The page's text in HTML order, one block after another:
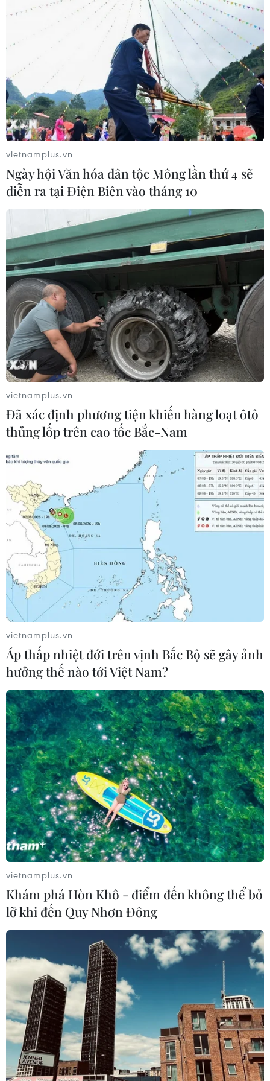
vietnamplus.vn
Ngày hội Văn hóa dân tộc Mông lần thứ 4 sẽ
diễn ra tại Điện Biên vào tháng 10
vietnamplus.vn
Đã xác định phương tiện khiến hàng loạt ôtô
thủng lốp trên cao tốc Bắc-Nam
vietnamplus.vn
Áp thấp nhiệt đới trên vịnh Bắc Bộ sẽ gây ảnh
hưởng thế nào tới Việt Nam?
vietnamplus.vn
Khám phá Hòn Khô - điểm đến không thể bỏ
lỡ khi đến Quy Nhơn Đông